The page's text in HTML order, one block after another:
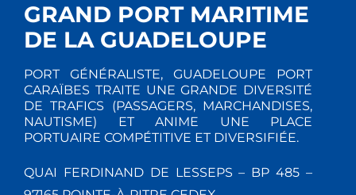
GRAND PORT MARITIME
DE LA GUADELOUPE
PORT GÉNÉRALISTE, GUADELOUPE PORT
CARAÏBES TRAITE UNE GRANDE DIVERSITÉ
DE TRAFICS (PASSAGERS, MARCHANDISES,
NAUTISME) ET ANIME UNE PLACE
PORTUAIRE COMPÉTITIVE ET DIVERSIFIÉE.
QUAI FERDINAND DE LESSEPS – BP 485 –